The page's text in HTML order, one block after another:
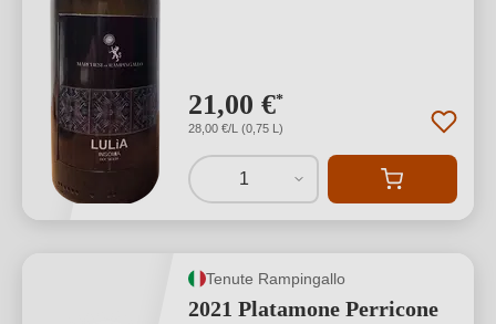
21,00 €*
28,00 €/L (0,75 L)
1
Tenute Rampingallo
2021 Platamone Perricone